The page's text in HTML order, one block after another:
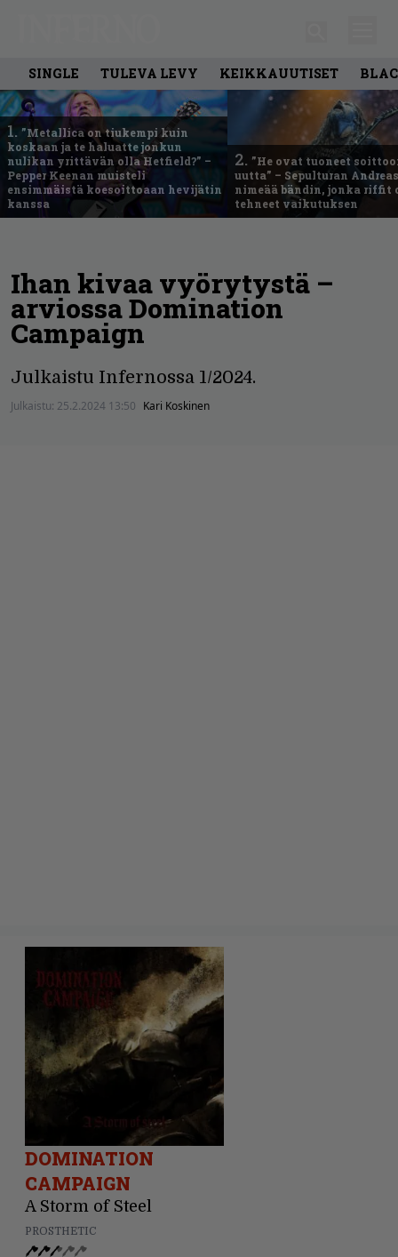
SINGLE TULEVA LEVY KEIKKAUUTISET
1. ”Metallica on tiukempi kuin
koskaan ja te haluatte jonkun
nulikan yrittävän olla Hetfield?” –
Pepper Keenan muisteli
ensimmäistä koesoittoaan hevijätin
kanssa
2. ”He ovat tuoneet
uutta” – Sepulturan
nimeää bändin, jonka riffit
tehneet vaikutuksen
Ihan kivaa vyörytystä –
arviossa Domination
Campaign
Julkaistu Infernossa 1/2024.
Julkaistu: 25.2.2024 13:50 Kari Koskinen
DOMINATION
CAMPAIGN
A Storm of Steel
PROSTHETIC